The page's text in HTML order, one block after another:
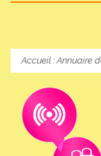
Accueil :Annuaire